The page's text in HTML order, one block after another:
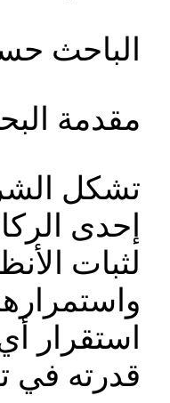
الباحث
مقدمة
تشكل
إحدى
لثبات
استقرار
قدرته في